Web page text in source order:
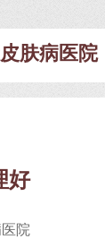
肤病医院
好
院